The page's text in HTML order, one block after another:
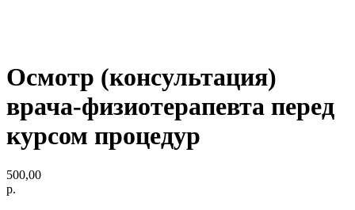
Осмотр (консультация)
врача-физиотерапевта перед
курсом процедур
500,00
р.